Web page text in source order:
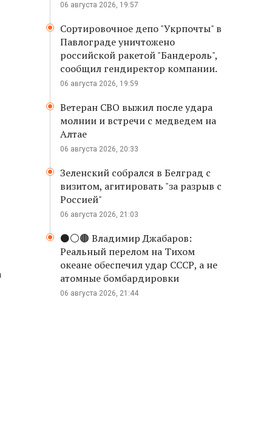
06 августа 2026, 19:57
Сортировочное депо "Укрпочты" в
Павлограде уничтожено
российской ракетой "Бандероль",
сообщил гендиректор компании.
06 августа 2026, 19:59
Ветеран СВО выжил после удара
молнии и встречи с медведем на
Алтае
06 августа 2026, 20:33
Зеленский собрался в Белград с
визитом, агитировать "за разрыв с
Россией"
06 августа 2026, 21:03
⚫️⚪️🟤 Владимир Джабаров:
Реальный перелом на Тихом
океане обеспечил удар СССР, а не
атомные бомбардировки
06 августа 2026, 21:44